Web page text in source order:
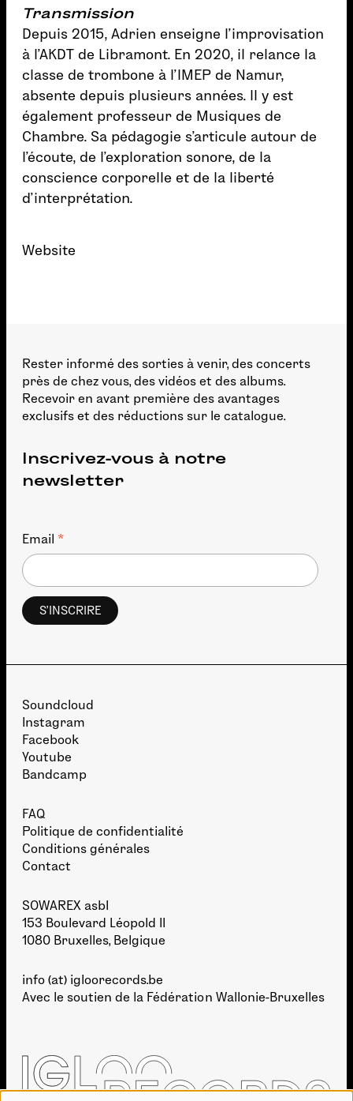
Transmission
Depuis 2015, Adrien enseigne l’improvisation
à l’AKDT de Libramont. En 2020, il relance la
classe de trombone à l’IMEP de Namur,
absente depuis plusieurs années. Il y est
également professeur de Musiques de
Chambre. Sa pédagogie s’articule autour de
l’écoute, de l’exploration sonore, de la
conscience corporelle et de la liberté
d’interprétation.
Website
Rester informé des sorties à venir, des concerts
près de chez vous, des vidéos et des albums.
Recevoir en avant première des avantages
exclusifs et des réductions sur le catalogue.
Inscrivez-vous à notre
newsletter
Email *
Soundcloud
Instagram
Facebook
Youtube
Bandcamp
FAQ
Politique de confidentialité
Conditions générales
Contact
SOWAREX asbl
153 Boulevard Léopold II
1080 Bruxelles, Belgique
info (at) igloorecords.be
Avec le soutien de la Fédération Wallonie-Bruxelles